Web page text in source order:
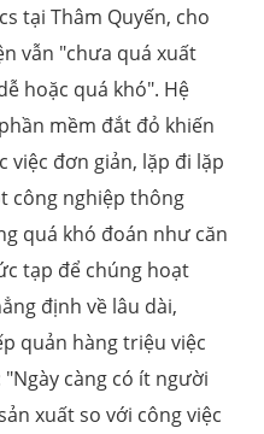
tại Thâm Quyến, cho
vẫn "chưa quá xuất
hoặc quá khó". Hệ
mềm đắt đỏ khiến
việc đơn giản, lặp đi lặp
công nghiệp thông
quá khó đoán như căn
tạp để chúng hoạt
định về lâu dài,
quản hàng triệu việc
càng có ít người
xuất so với công việc